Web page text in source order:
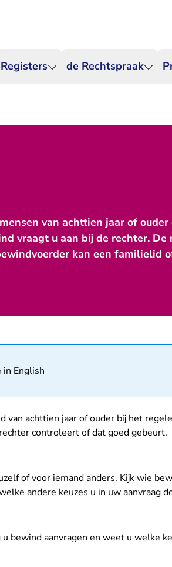
Registers de Rechtspraak
van achttien jaar of
vraagt u aan bij de rechter. De
kan een familielid
English
van achttien jaar of ouder bij het
controleert of dat goed gebeurt.
of voor iemand anders. Kijk wie
andere keuzes u in uw aanvraag
bewind aanvragen en weet u welke